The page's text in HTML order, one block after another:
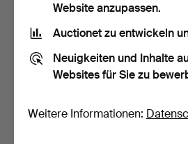
Website anzupassen.
Auctionet zu entwickeln
Neuigkeiten und Inhalte
Websites für Sie zu
Weitere Informationen: